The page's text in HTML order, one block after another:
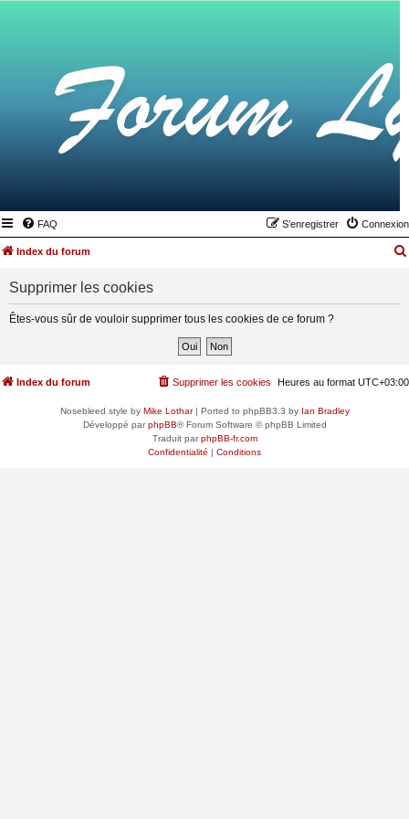
FAQ Connexion
S’enregistrer
Index du forum
Supprimer les cookies
Êtes-vous sûr de vouloir supprimer tous les cookies de ce forum ?
Index du forum Heures au format UTC+03:00
Supprimer les cookies
Nosebleed style by Mike Lothar| Ported to phpBB3.3 by Ian Bradley
Développé parphpBB® Forum Software © phpBB Limited
Traduit parphpBB-fr.com
Confidentialité | Conditions